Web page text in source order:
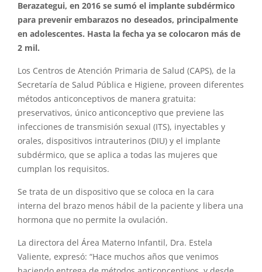
Berazategui, en 2016 se sumó el implante subdérmico
para prevenir embarazos no deseados, principalmente
en adolescentes. Hasta la fecha ya se colocaron más de
2 mil.
Los Centros de Atención Primaria de Salud (CAPS), de la
Secretaría de Salud Pública e Higiene, proveen diferentes
métodos anticonceptivos de manera gratuita:
preservativos, único anticonceptivo que previene las
infecciones de transmisión sexual (ITS), inyectables y
orales, dispositivos intrauterinos (DIU) y el implante
subdérmico, que se aplica a todas las mujeres que
cumplan los requisitos.
Se trata de un dispositivo que se coloca en la cara
interna del brazo menos hábil de la paciente y libera una
hormona que no permite la ovulación.
La directora del Área Materno Infantil, Dra. Estela
Valiente, expresó: “Hace muchos años que venimos